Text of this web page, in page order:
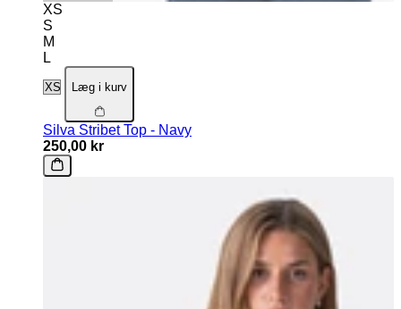
XS
S
M
L
Læg i kurv
Silva Stribet Top - Navy
250,00 kr